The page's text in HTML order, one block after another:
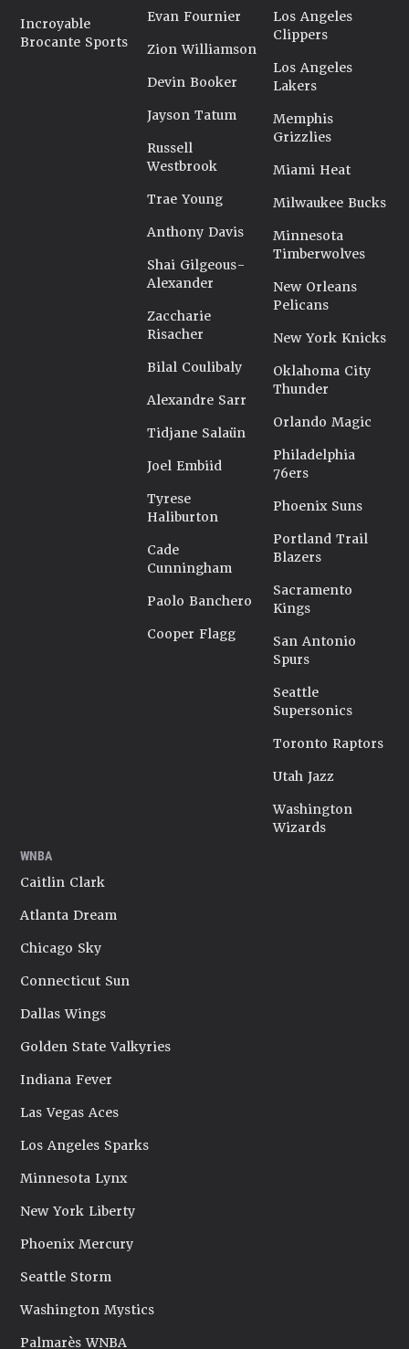
Incroyable
Brocante Sports
Evan Fournier
Zion Williamson
Devin Booker
Jayson Tatum
Russell
Westbrook
Trae Young
Anthony Davis
Shai Gilgeous-
Alexander
Zaccharie
Risacher
Bilal Coulibaly
Alexandre Sarr
Tidjane Salaün
Joel Embiid
Tyrese
Haliburton
Cade
Cunningham
Paolo Banchero
Cooper Flagg
Los Angeles
Clippers
Los Angeles
Lakers
Memphis
Grizzlies
Miami Heat
Milwaukee Bucks
Minnesota
Timberwolves
New Orleans
Pelicans
New York Knicks
Oklahoma City
Thunder
Orlando Magic
Philadelphia
76ers
Phoenix Suns
Portland Trail
Blazers
Sacramento
Kings
San Antonio
Spurs
Seattle
Supersonics
Toronto Raptors
Utah Jazz
Washington
Wizards
WNBA
Caitlin Clark
Atlanta Dream
Chicago Sky
Connecticut Sun
Dallas Wings
Golden State Valkyries
Indiana Fever
Las Vegas Aces
Los Angeles Sparks
Minnesota Lynx
New York Liberty
Phoenix Mercury
Seattle Storm
Washington Mystics
Palmarès WNBA